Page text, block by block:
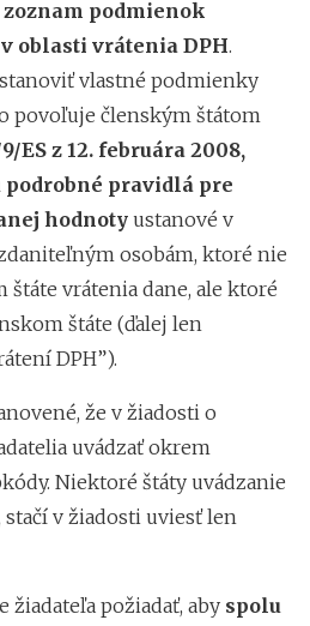
podmienok
oblasti vrátenia DPH.
vlastné podmienky
povoľuje členským štátom
ES z 12. februára 2008,
podrobné pravidlá pre
hodnoty ustanové v
osobám, ktoré nie
štáte vrátenia dane, ale ktoré
štáte (ďalej len
DPH”).
že v žiadosti o
uvádzať okrem
Niektoré štáty uvádzanie
v žiadosti uviesť len
žiadateľa požiadať, aby spolu